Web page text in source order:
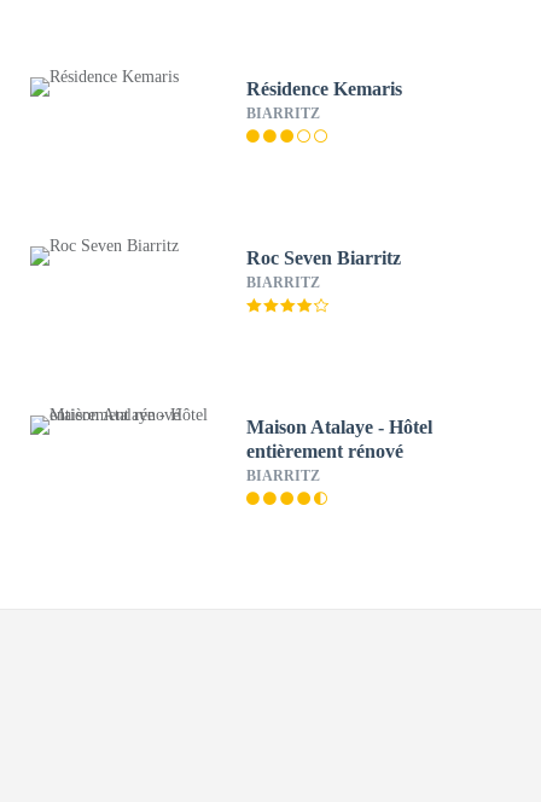
Résidence Kemaris
BIARRITZ
Roc Seven Biarritz
BIARRITZ
Maison Atalaye - Hôtel
entièrement rénové
BIARRITZ